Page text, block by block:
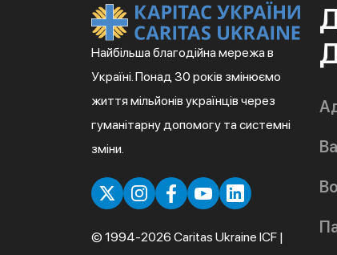
Найбільша благодійна мережа в
Україні. Понад 30 років змінюємо
життя мільйонів українців через
гуманітарну допомогу та системні
зміни.
© 1994-2026 Caritas Ukraine ICF |